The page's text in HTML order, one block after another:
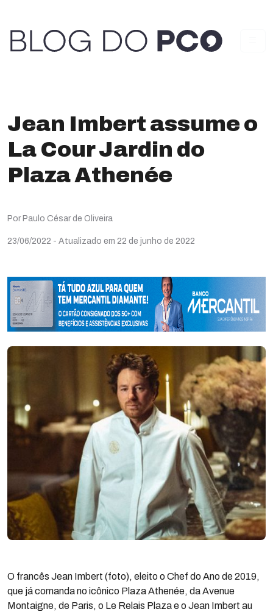
Jean Imbert assume o
La Cour Jardin do
Plaza Athenée
Por Paulo César de Oliveira
23/06/2022 - Atualizado em 22 de junho de 2022
O francês Jean Imbert (foto), eleito o Chef do Ano de 2019,
que já comanda no icônico Plaza Athenée, da Avenue
Montaigne, de Paris, o Le Relais Plaza e o Jean Imbert au